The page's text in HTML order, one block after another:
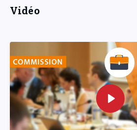
Vidéo